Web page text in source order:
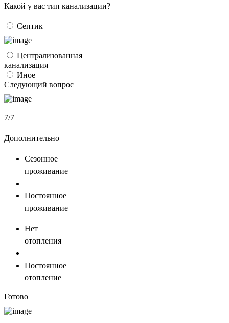
Какой у вас тип канализации?
Септик
Централизованная
канализация
Иное
Следующий вопрос
7/7
Дополнительно
Сезонное
проживание
Постоянное
проживание
Нет
отопления
Постоянное
отопление
Готово